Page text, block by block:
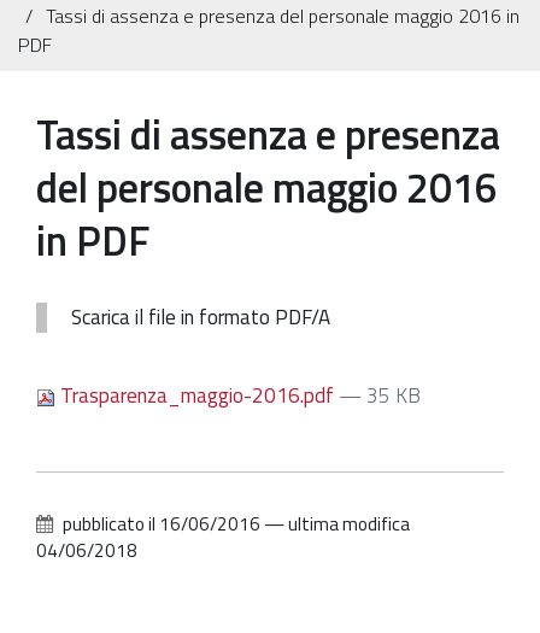
Ufficio Tutela
Servizi
Tassi di assenza e presenza del personale maggio 2016 in
PDF
Tassi di assenza e presenza
del personale maggio 2016
in PDF
Scarica il file in formato PDF/A
Trasparenza_maggio-2016.pdf — 35 KB
pubblicato il 16/06/2016 —ultima modifica
04/06/2018